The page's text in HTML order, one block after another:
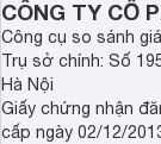
Bếp từ
Tự động
Bếp từ còn
bảo an toàn
CÔNG TY CỔ
Công cụ so sánh
Trụ sở chính: Số
Hà Nội
Giấy chứng nhận
cấp ngày 02/12/